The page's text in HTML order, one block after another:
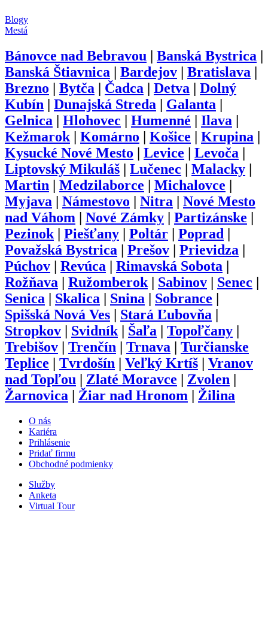
Blogy
Mestá
Bánovce nad Bebravou | Banská Bystrica |
Banská Štiavnica | Bardejov | Bratislava |
Brezno | Bytča | Čadca | Detva | Dolný
Kubín | Dunajská Streda | Galanta |
Gelnica | Hlohovec | Humenné | Ilava |
Kežmarok | Komárno | Košice | Krupina |
Kysucké Nové Mesto | Levice | Levoča |
Liptovský Mikuláš | Lučenec | Malacky |
Martin | Medzilaborce | Michalovce |
Myjava | Námestovo | Nitra | Nové Mesto
nad Váhom | Nové Zámky | Partizánske |
Pezinok | Piešťany | Poltár | Poprad |
Považská Bystrica | Prešov | Prievidza |
Púchov | Revúca | Rimavská Sobota |
Rožňava | Ružomberok | Sabinov | Senec |
Senica | Skalica | Snina | Sobrance |
Spišská Nová Ves | Stará Ľubovňa |
Stropkov | Svidník | Šaľa | Topoľčany |
Trebišov | Trenčín | Trnava | Turčianske
Teplice | Tvrdošín | Veľký Krtíš | Vranov
nad Topľou | Zlaté Moravce | Zvolen |
Žarnovica | Žiar nad Hronom | Žilina
O nás
Kariéra
Prihlásenie
Pridať firmu
Obchodné podmienky
Služby
Anketa
Virtual Tour